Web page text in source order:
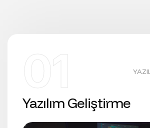
01
Yazılım Geliştirme